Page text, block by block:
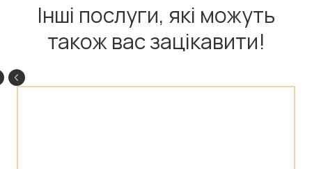
Інші послуги, які можуть
також вас зацікавити!